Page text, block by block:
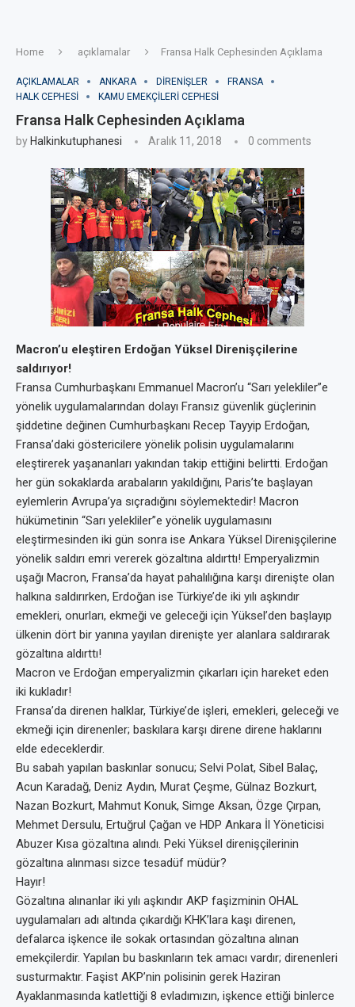
Home açıklamalar Fransa Halk Cephesinden Açıklama
AÇIKLAMALAR ANKARA DIRENIŞLER
FRANSA
HALK CEPHESI
KAMU EMEKÇILERI CEPHESI
Fransa Halk Cephesinden Açıklama
by Halkinkutuphanesi Aralık 11, 2018 0 comments
Macron’u eleştiren Erdoğan Yüksel Direnişçilerine
saldırıyor!
Fransa Cumhurbaşkanı Emmanuel Macron’u “Sarı yelekliler”e
yönelik uygulamalarından dolayı Fransız güvenlik güçlerinin
şiddetine değinen Cumhurbaşkanı Recep Tayyip Erdoğan,
Fransa’daki göstericilere yönelik polisin uygulamalarını
eleştirerek yaşananları yakından takip ettiğini belirtti. Erdoğan
her gün sokaklarda arabaların yakıldığını, Paris’te başlayan
eylemlerin Avrupa’ya sıçradığını söylemektedir! Macron
hükümetinin “Sarı yelekliler”e yönelik uygulamasını
eleştirmesinden iki gün sonra ise Ankara Yüksel Direnişçilerine
yönelik saldırı emri vererek gözaltına aldırttı! Emperyalizmin
uşağı Macron, Fransa’da hayat pahalılığına karşı direnişte olan
halkına saldırırken, Erdoğan ise Türkiye’de iki yılı aşkındır
emekleri, onurları, ekmeği ve geleceği için Yüksel’den başlayıp
ülkenin dört bir yanına yayılan direnişte yer alanlara saldırarak
gözaltına aldırttı!
Macron ve Erdoğan emperyalizmin çıkarları için hareket eden
iki kukladır!
Fransa’da direnen halklar, Türkiye’de işleri, emekleri, geleceği ve
ekmeği için direnenler; baskılara karşı direne direne haklarını
elde edeceklerdir.
Bu sabah yapılan baskınlar sonucu; Selvi Polat, Sibel Balaç,
Acun Karadağ, Deniz Aydın, Murat Çeşme, Gülnaz Bozkurt,
Nazan Bozkurt, Mahmut Konuk, Simge Aksan, Özge Çırpan,
Mehmet Dersulu, Ertuğrul Çağan ve HDP Ankara İl Yöneticisi
Abuzer Kısa gözaltına alındı. Peki Yüksel direnişçilerinin
gözaltına alınması sizce tesadüf müdür?
Hayır!
Gözaltına alınanlar iki yılı aşkındır AKP faşizminin OHAL
uygulamaları adı altında çıkardığı KHK’lara kaşı direnen,
defalarca işkence ile sokak ortasından gözaltına alınan
emekçilerdir. Yapılan bu baskınların tek amacı vardır; direnenleri
susturmaktır. Faşist AKP’nin polisinin gerek Haziran
Ayaklanmasında katlettiği 8 evladımızın, işkence ettiği binlerce